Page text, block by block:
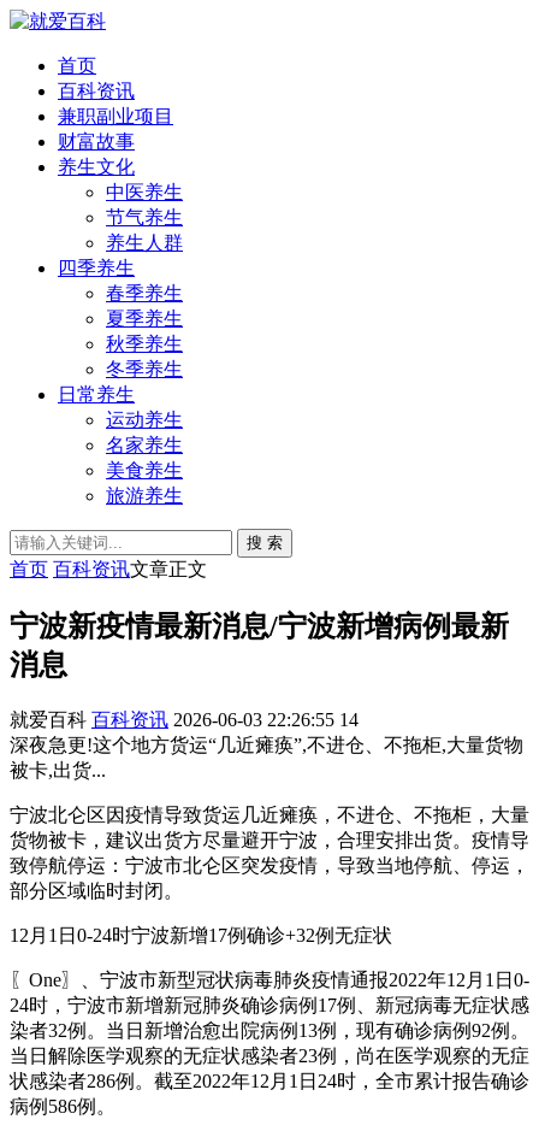
首页
百科资讯
兼职副业项目
财富故事
养生文化
中医养生
节气养生
养生人群
四季养生
春季养生
夏季养生
秋季养生
冬季养生
日常养生
运动养生
名家养生
美食养生
旅游养生
搜 索
首页 百科资讯文章正文
宁波新疫情最新消息/宁波新增病例最新
消息
就爱百科 百科资讯 2026-06-03 22:26:55 14
深夜急更!这个地方货运“几近瘫痪”,不进仓、不拖柜,大量货物
被卡,出货...
宁波北仑区因疫情导致货运几近瘫痪，不进仓、不拖柜，大量
货物被卡，建议出货方尽量避开宁波，合理安排出货。疫情导
致停航停运：宁波市北仑区突发疫情，导致当地停航、停运，
部分区域临时封闭。
12月1日0-24时宁波新增17例确诊+32例无症状
〖One〗、宁波市新型冠状病毒肺炎疫情通报2022年12月1日0-
24时，宁波市新增新冠肺炎确诊病例17例、新冠病毒无症状感
染者32例。当日新增治愈出院病例13例，现有确诊病例92例。
当日解除医学观察的无症状感染者23例，尚在医学观察的无症
状感染者286例。截至2022年12月1日24时，全市累计报告确诊
病例586例。